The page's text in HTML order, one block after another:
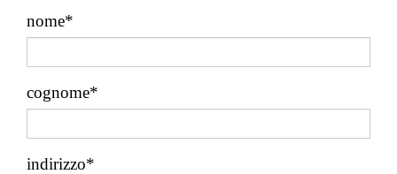
nome*
cognome*
indirizzo*